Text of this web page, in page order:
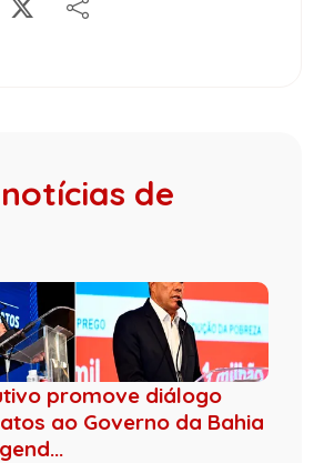
de
promove diálogo
ao Governo da Bahia